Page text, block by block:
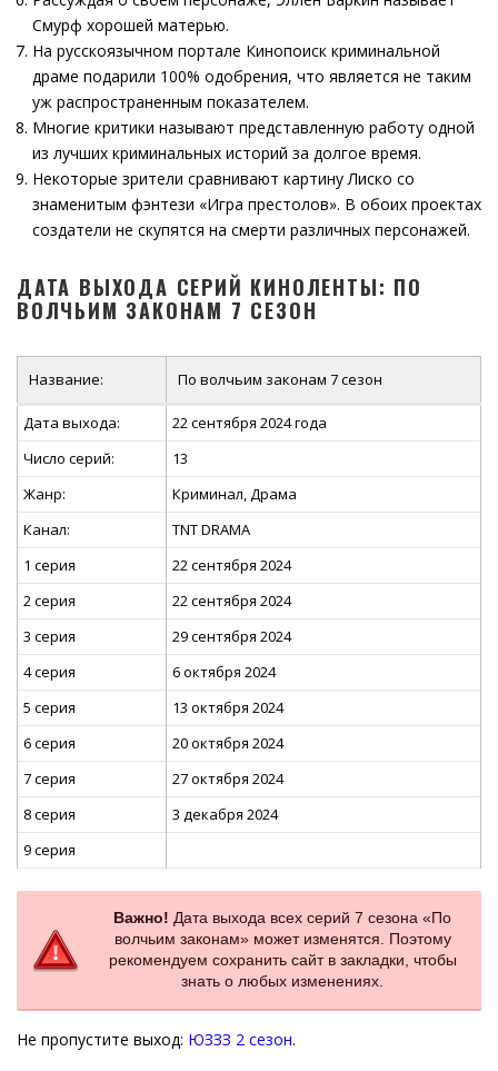
Смурф хорошей матерью.
На русскоязычном портале Кинопоиск криминальной
драме подарили 100% одобрения, что является не таким
уж распространенным показателем.
Многие критики называют представленную работу одной
из лучших криминальных историй за долгое время.
Некоторые зрители сравнивают картину Лиско со
знаменитым фэнтези «Игра престолов». В обоих проектах
создатели не скупятся на смерти различных персонажей.
ДАТА ВЫХОДА СЕРИЙ КИНОЛЕНТЫ: ПО
ВОЛЧЬИМ ЗАКОНАМ 7 СЕЗОН
Название: По волчьим законам 7 сезон
Дата выхода:
22 сентября 2024 года
Число серий:
13
Жанр:
Криминал, Драма
Канал:
TNT DRAMA
1 серия
22 сентября 2024
2 серия
22 сентября 2024
3 серия
29 сентября 2024
4 серия
6 октября 2024
5 серия
13 октября 2024
6 серия
20 октября 2024
7 серия
27 октября 2024
8 серия
3 декабря 2024
9 серия
Важно! Дата выхода всех серий 7 сезона «По
волчьим законам» может изменятся. Поэтому
рекомендуем сохранить сайт в закладки, чтобы
знать о любых изменениях.
Не пропустите выход: ЮЗЗЗ 2 сезон.